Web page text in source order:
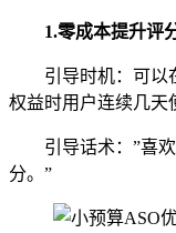
1.零成本提升评
引导时机：可以
权益时用户连续几天
引导话术：”喜
分。”